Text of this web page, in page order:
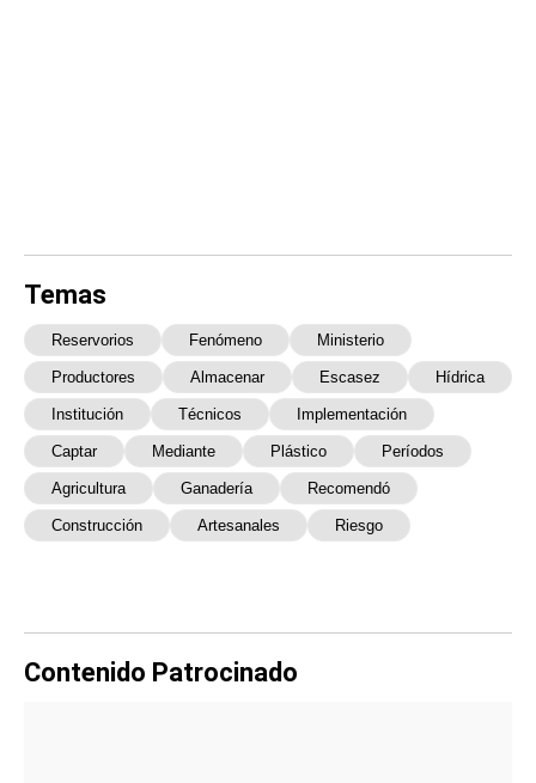
Temas
Reservorios Fenómeno Ministerio
Productores Almacenar Escasez Hídrica
Institución Técnicos Implementación
Captar Mediante Plástico Períodos
Agricultura Ganadería Recomendó
Construcción Artesanales Riesgo
Contenido Patrocinado